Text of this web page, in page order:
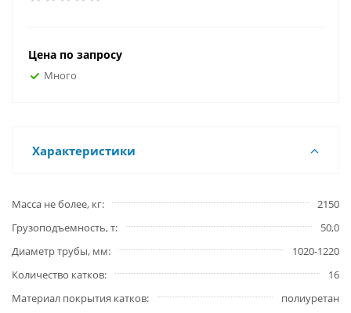
Цена по запросу
Много
Характеристики
Масса не более, кг
2150
Грузоподъемность, т
50,0
Диаметр трубы, мм
1020-1220
Количество катков
16
Материал покрытия катков
полиуретан